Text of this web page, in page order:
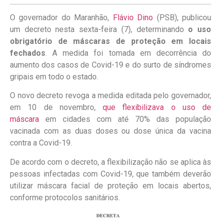
O governador do Maranhão, Flávio Dino (PSB), publicou
um decreto nesta sexta-feira (7), determinando o uso
obrigatório de máscaras de proteção em locais
fechados. A medida foi tomada em decorrência do
aumento dos casos de Covid-19 e do surto de síndromes
gripais em todo o estado.
O novo decreto revoga a medida editada pelo governador,
em 10 de novembro, que flexibilizava o uso de
máscara em cidades com até 70% das população
vacinada com as duas doses ou dose única da vacina
contra a Covid-19.
De acordo com o decreto, a flexibilização não se aplica às
pessoas infectadas com Covid-19, que também deverão
utilizar máscara facial de proteção em locais abertos,
conforme protocolos sanitários.